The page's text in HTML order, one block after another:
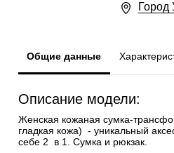
Город
Общие данные
Описание модели:
Женская кожаная сумка-
гладкая кожа)- уникальный
себе 2 в 1. Сумка и рюкзак.